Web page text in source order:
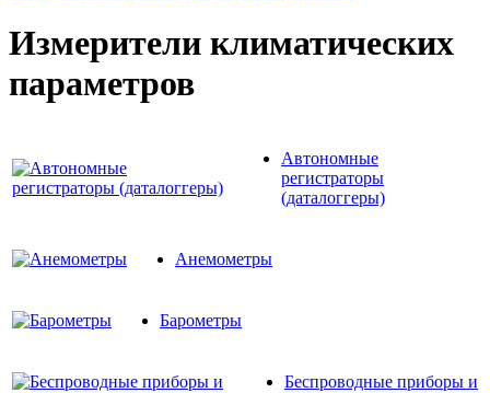
Измерители климатических
параметров
Автономные
регистраторы
(даталоггеры)
Анемометры
Барометры
Беспроводные приборы и